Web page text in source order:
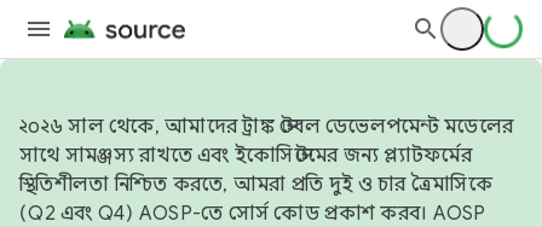
২০২৬ সাল থেকে, আমাদের ট্রাঙ্ক স্টেবল ডেভেলপমেন্ট মডেলের
সাথে সামঞ্জস্য রাখতে এবং ইকোসিস্টেমের জন্য প্ল্যাটফর্মের
স্থিতিশীলতা নিশ্চিত করতে, আমরা প্রতি দুই ও চার ত্রৈমাসিকে
(Q2 এবং Q4) AOSP-তে সোর্স কোড প্রকাশ করব। AOSP